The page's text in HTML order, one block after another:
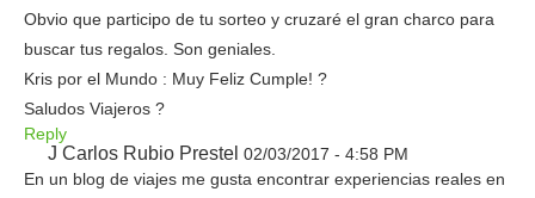
Obvio que participo de tu sorteo y cruzaré el gran charco para
buscar tus regalos. Son geniales.
Kris por el Mundo : Muy Feliz Cumple! ?
Saludos Viajeros ?
Reply
J Carlos Rubio Prestel 02/03/2017 - 4:58 PM
En un blog de viajes me gusta encontrar experiencias reales en